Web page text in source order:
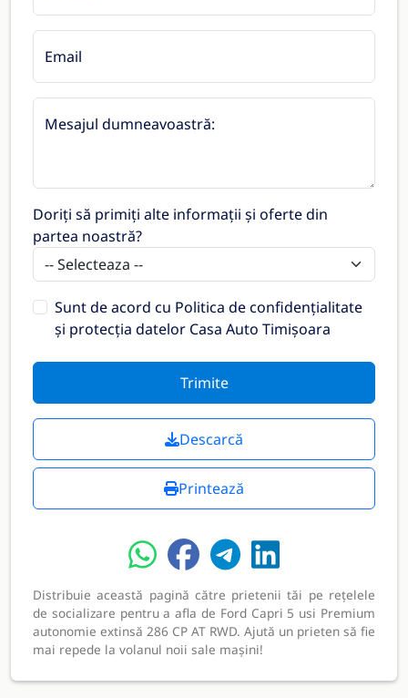
Email
Mesajul dumneavoastră:
Doriți să primiți alte informații și oferte din
partea noastră?
Sunt de acord cu Politica de confidențialitate
și protecția datelor Casa Auto Timișoara
Trimite
Descarcă
Printează
Distribuie această pagină către prietenii tăi pe rețelele
de socializare pentru a afla de Ford Capri 5 usi Premium
autonomie extinsă 286 CP AT RWD. Ajută un prieten să fie
mai repede la volanul noii sale mașini!